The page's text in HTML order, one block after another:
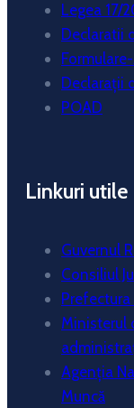
Legea 17/
Declaratii
Declarații
POAD
Linkuri utile
Guvernul
Consiliul
Prefectura
Ministerul
Agenția
Muncă